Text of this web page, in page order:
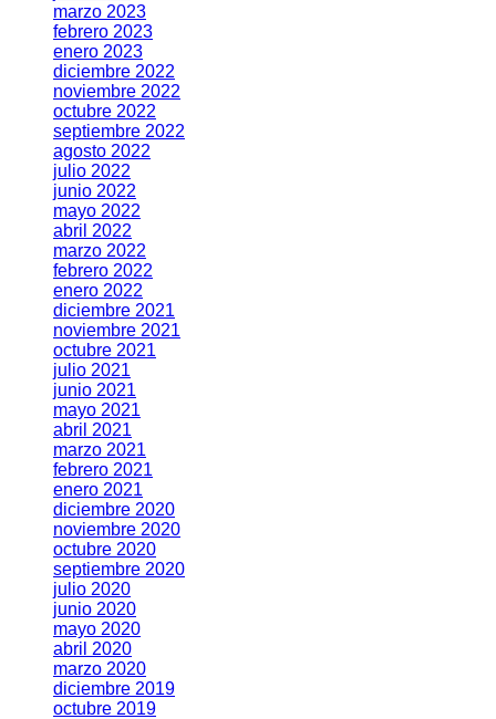
marzo 2023
febrero 2023
enero 2023
diciembre 2022
noviembre 2022
octubre 2022
septiembre 2022
agosto 2022
julio 2022
junio 2022
mayo 2022
abril 2022
marzo 2022
febrero 2022
enero 2022
diciembre 2021
noviembre 2021
octubre 2021
julio 2021
junio 2021
mayo 2021
abril 2021
marzo 2021
febrero 2021
enero 2021
diciembre 2020
noviembre 2020
octubre 2020
septiembre 2020
julio 2020
junio 2020
mayo 2020
abril 2020
marzo 2020
diciembre 2019
octubre 2019